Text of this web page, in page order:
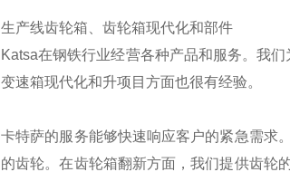
生产线齿轮箱、齿轮箱现代化和部件
Katsa在钢铁行业经营各种产品和服务。我
变速箱现代化和升项目方面也很有经验。
卡特萨的服务能够快速响应客户的紧急需求
的齿轮。在齿轮箱翻新方面，我们提供齿轮